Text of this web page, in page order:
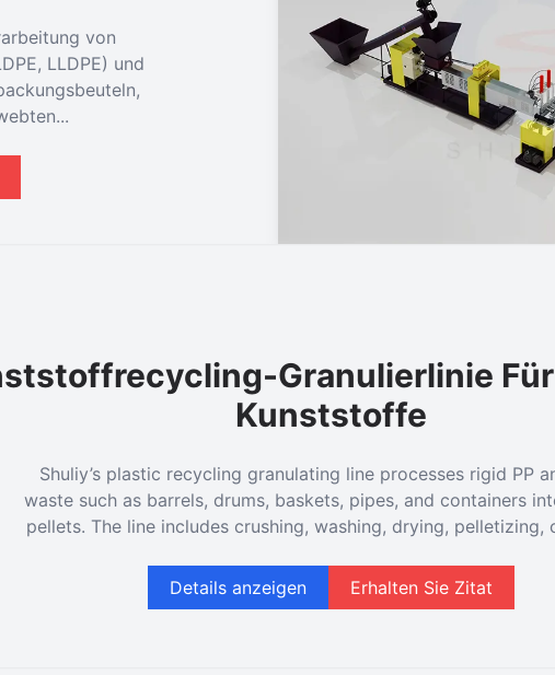
von
LLDPE) und
Granulierlinie Für
Kunststoffe
Shuliy’s plastic recycling granulating line processes rigid PP
waste such as barrels, drums, baskets, pipes, and containers
pellets. The line includes crushing, washing, drying, pelletizing,
Details anzeigen Erhalten Sie Zitat